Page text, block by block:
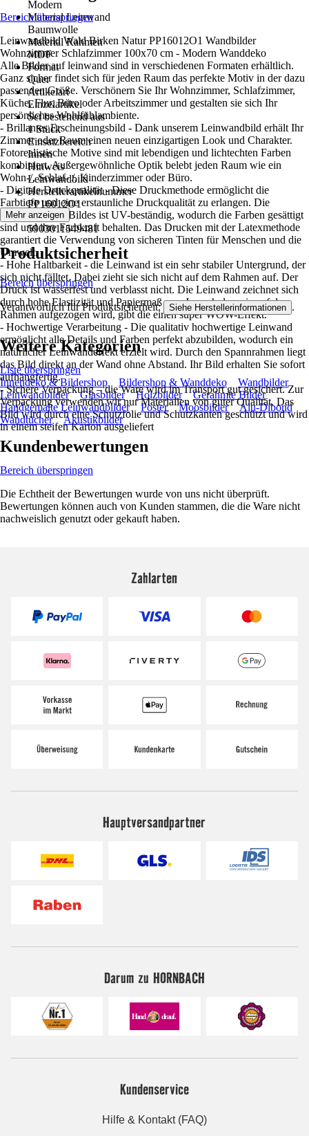
Modern
Material Leinwand
Baumwolle
Material Rahmen
MDF
Format
Quer
Artikelart
Einzelartikel
Set bestehend aus
1 Stück
Einsatzbereich
Innen
Hinweis
Leinwandbild
Herstellerartikelnummer
PP16012O1
EAN
5903011549481
Bereich überspringen
Leinwandbild Wald Birken Natur PP16012O1 Wandbilder
Wohnzimmer Schlafzimmer 100x70 cm - Modern Wanddeko
Alle Bilder auf leinwand sind in verschiedenen Formaten erhältlich.
Ganz sicher findet sich für jeden Raum das perfekte Motiv in der dazu
passenden Größe. Verschönern Sie Ihr Wohnzimmer, Schlafzimmer,
Küche, Flur, Büro oder Arbeitszimmer und gestalten sie sich Ihr
persönliches Wohlfühlambiente.
- Brillantes Erscheinungsbild - Dank unserem Leinwandbild erhält Ihr
Zimmer oder Raum einen neuen einzigartigen Look und Charakter.
Fotorealistische Motive sind mit lebendigen und lichtechten Farben
kombiniert. Außergewöhnliche Optik belebt jeden Raum wie ein
Wohn-/, Schlaf- /, Kinderzimmer oder Büro.
- Digitale Druckqualität - Diese Druckmethode ermöglicht die
Farbtiefe und eine erstaunliche Druckqualität zu erlangen. Die
Oberfläche des Bildes ist UV-beständig, wodurch die Farben gesättigt
sind und ihre Farbkraft behalten. Das Drucken mit der Latexmethode
garantiert die Verwendung von sicheren Tinten für Menschen und die
Umwelt.
- Hohe Haltbarkeit - die Leinwand ist ein sehr stabiler Untergrund, der
sich nicht fälltet. Dabei zieht sie sich nicht auf dem Rahmen auf. Der
Druck ist wasserfest und verblasst nicht. Die Leinwand zeichnet sich
durch hohe Elastizität und Papiermaß aus. Je nach dem sie auf den
Rahmen aufgezogen wird, gibt die einen super WOW-Effekt.
- Hochwertige Verarbeitung - Die qualitativ hochwertige Leinwand
ermöglicht alle Details und Farben perfekt abzubilden, wodurch ein
natürlicher Leinwandeffekt erzielt wird. Durch den Spannrahmen liegt
das Bild direkt an der Wand ohne Abstand. Ihr Bild erhalten Sie sofort
aufhängfertig.
- Sichere Verpackung – die Ware wird im Transport gut gesichert. Zur
Verpackung verwenden wir nur Materialien von guter Qualität. Das
Bild wird durch eine Schutzfolie und Schutzkanten geschützt und wird
in einem steifen Karton ausgeliefert
Mehr anzeigen
Produktsicherheit
Bereich überspringen
Verantwortlich für Produktsicherheit: Siehe Herstellerinformationen .
Weitere Kategorien
Liste überspringen
Innendeko & Bildershop
Bildershop & Wanddeko
Wandbilder
Leinwandbilder
Glasbilder Holzbilder
Gerahmte Bilder
Handgemalte Leinwandbilder
Poster Moosbilder
Alu-Dibond
Wandtücher
Akustikbilder
Kundenbewertungen
Bereich überspringen
Die Echtheit der Bewertungen wurde von uns nicht überprüft.
Bewertungen können auch von Kunden stammen, die die Ware nicht
nachweislich genutzt oder gekauft haben.
Zahlarten
Hauptversandpartner
Darum zu HORNBACH
Kundenservice
Hilfe & Kontakt (FAQ)